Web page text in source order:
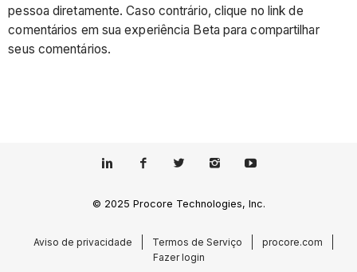
pessoa diretamente. Caso contrário, clique no link de
comentários em sua experiência Beta para compartilhar
seus comentários.
© 2025 Procore Technologies, Inc.
Aviso de privacidade Termos de Serviço
procore.com
Fazer login